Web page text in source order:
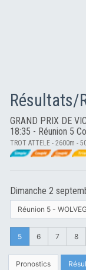
GRAND PRIX DE
18:35 - Réunion 5
TROT ATTELE - 2600m -
Dimanche 2
Réunion 5 -
5 6 7 8
Pronostics